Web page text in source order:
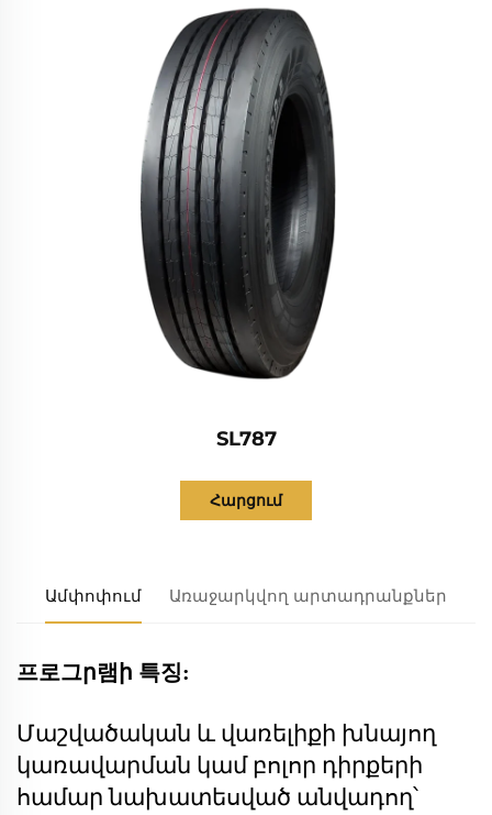
SL787
Հարցում
Ամփոփում Առաջարկվող արտադրանքներ
프로그ր램ի 특징:
Մաշվածական և վառելիքի խնայող
կառավարման կամ բոլոր դիրքերի
համար նախատեսված անվադող՝